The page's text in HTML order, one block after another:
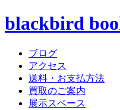
blackbird
ブログ
アクセス
送料・お支払方法
買取のご案内
展示スペース